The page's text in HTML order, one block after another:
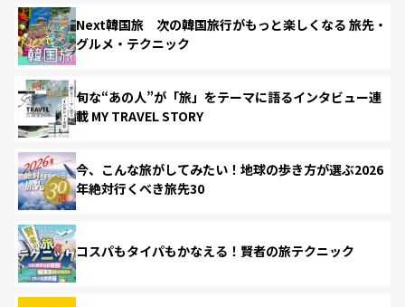
Next韓国旅 次の韓国旅行がもっと楽しくなる 旅先・
グルメ・テクニック
旬な“あの人”が「旅」をテーマに語るインタビュー連
載 MY TRAVEL STORY
今、こんな旅がしてみたい！地球の歩き方が選ぶ2026
年絶対行くべき旅先30
コスパもタイパもかなえる！賢者の旅テクニック